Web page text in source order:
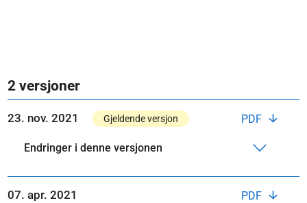
2 versjoner
PDF
23. nov. 2021 Gjeldende versjon
Endringer i denne versjonen
PDF
07. apr. 2021